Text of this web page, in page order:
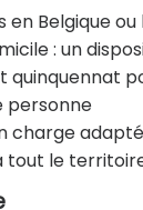
Belgique ou
: un
quinquennat
personne
charge
tout le